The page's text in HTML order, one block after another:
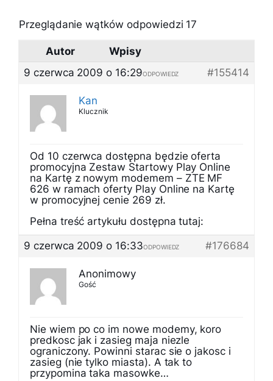
Przeglądanie wątków odpowiedzi 17
Autor
Wpisy
9 czerwca 2009 o 16:29
#155414
ODPOWIEDZ
Kan
Klucznik
Od 10 czerwca dostępna będzie oferta
promocyjna Zestaw Startowy Play Online
na Kartę z nowym modemem – ZTE MF
626 w ramach oferty Play Online na Kartę
w promocyjnej cenie 269 zł.
Pełna treść artykułu dostępna tutaj:
9 czerwca 2009 o 16:33
#176684
ODPOWIEDZ
Anonimowy
Gość
Nie wiem po co im nowe modemy, koro
predkosc jak i zasieg maja niezle
ograniczony. Powinni starac sie o jakosc i
zasieg (nie tylko miasta). A tak to
przypomina taka masowke…